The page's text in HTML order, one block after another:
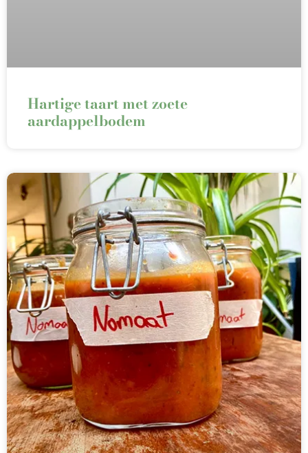
Hartige taart met zoete
aardappelbodem